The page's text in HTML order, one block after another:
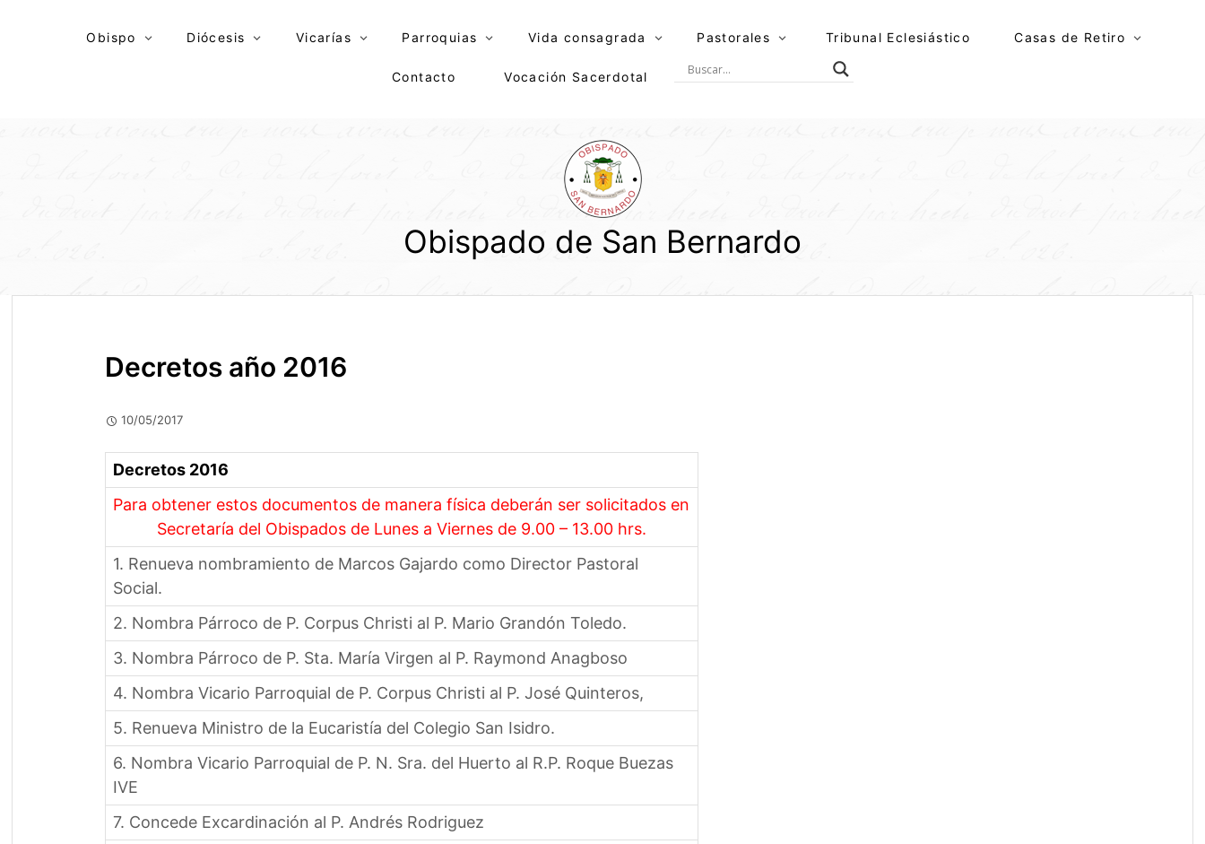
Obispo Diócesis Vicarías Parroquias Vida consagrada Pastorales Tribunal Eclesiástico Casas de Retiro
Contacto Vocación Sacerdotal
Obispado de San Bernardo
Decretos año 2016
10/05/2017
Decretos 2016
Para obtener estos documentos de manera física deberán ser solicitados en
Secretaría del Obispados de Lunes a Viernes de 9.00 – 13.00 hrs.
1. Renueva nombramiento de Marcos Gajardo como Director Pastoral
Social.
2. Nombra Párroco de P. Corpus Christi al P. Mario Grandón Toledo.
3. Nombra Párroco de P. Sta. María Virgen al P. Raymond Anagboso
4. Nombra Vicario Parroquial de P. Corpus Christi al P. José Quinteros,
5. Renueva Ministro de la Eucaristía del Colegio San Isidro.
6. Nombra Vicario Parroquial de P. N. Sra. del Huerto al R.P. Roque Buezas
IVE
7. Concede Excardinación al P. Andrés Rodriguez